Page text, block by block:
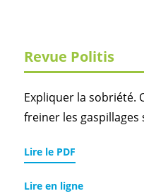
Revue Politis
Expliquer la sobriété.
freiner les
Lire le PDF
Lire en ligne